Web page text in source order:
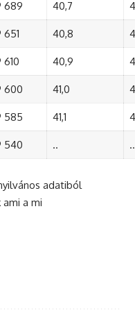
689 40,7
651 40,8
610 40,9
600 41,0
585 41,1
540 .. ..
adatiból
a mi